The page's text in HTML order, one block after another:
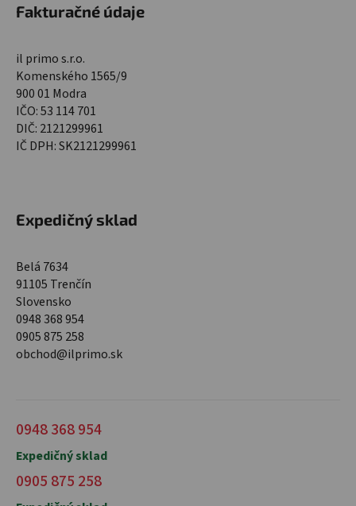
Fakturačné údaje
il primo s.r.o.
Komenského 1565/9
900 01 Modra
IČO: 53 114 701
DIČ: 2121299961
IČ DPH: SK2121299961
Expedičný sklad
Belá 7634
91105 Trenčín
Slovensko
0948 368 954
0905 875 258
obchod@ilprimo.sk
0948 368 954
Expedičný sklad
0905 875 258